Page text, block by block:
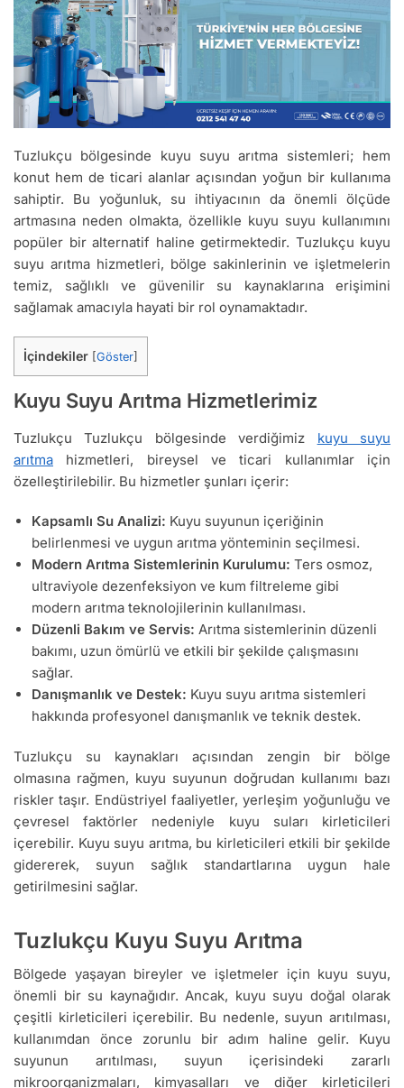
Tuzlukçu bölgesinde kuyu suyu arıtma sistemleri; hem
konut hem de ticari alanlar açısından yoğun bir kullanıma
sahiptir. Bu yoğunluk, su ihtiyacının da önemli ölçüde
artmasına neden olmakta, özellikle kuyu suyu kullanımını
popüler bir alternatif haline getirmektedir. Tuzlukçu kuyu
suyu arıtma hizmetleri, bölge sakinlerinin ve işletmelerin
temiz, sağlıklı ve güvenilir su kaynaklarına erişimini
sağlamak amacıyla hayati bir rol oynamaktadır.
İçindekiler Göster
Kuyu Suyu Arıtma Hizmetlerimiz
Tuzlukçu Tuzlukçu bölgesinde verdiğimiz kuyu suyu
arıtma hizmetleri, bireysel ve ticari kullanımlar için
özelleştirilebilir. Bu hizmetler şunları içerir:
Kapsamlı Su Analizi: Kuyu suyunun içeriğinin
belirlenmesi ve uygun arıtma yönteminin seçilmesi.
Modern Arıtma Sistemlerinin Kurulumu: Ters osmoz,
ultraviyole dezenfeksiyon ve kum filtreleme gibi
modern arıtma teknolojilerinin kullanılması.
Düzenli Bakım ve Servis: Arıtma sistemlerinin düzenli
bakımı, uzun ömürlü ve etkili bir şekilde çalışmasını
sağlar.
Danışmanlık ve Destek: Kuyu suyu arıtma sistemleri
hakkında profesyonel danışmanlık ve teknik destek.
Tuzlukçu su kaynakları açısından zengin bir bölge
olmasına rağmen, kuyu suyunun doğrudan kullanımı bazı
riskler taşır. Endüstriyel faaliyetler, yerleşim yoğunluğu ve
çevresel faktörler nedeniyle kuyu suları kirleticileri
içerebilir. Kuyu suyu arıtma, bu kirleticileri etkili bir şekilde
gidererek, suyun sağlık standartlarına uygun hale
getirilmesini sağlar.
Tuzlukçu Kuyu Suyu Arıtma
Bölgede yaşayan bireyler ve işletmeler için kuyu suyu,
önemli bir su kaynağıdır. Ancak, kuyu suyu doğal olarak
çeşitli kirleticileri içerebilir. Bu nedenle, suyun arıtılması,
kullanımdan önce zorunlu bir adım haline gelir. Kuyu
suyunun arıtılması, suyun içerisindeki zararlı
mikroorganizmaları, kimyasalları ve diğer kirleticileri